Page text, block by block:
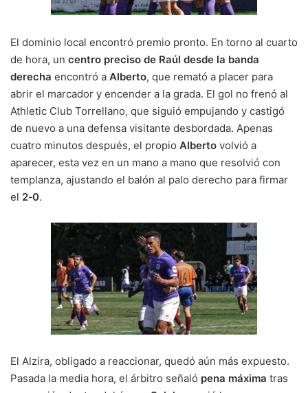
El dominio local encontró premio pronto. En torno al cuarto
de hora, un centro preciso de Raúl desde la banda
derecha encontró a Alberto, que remató a placer para
abrir el marcador y encender a la grada. El gol no frenó al
Athletic Club Torrellano, que siguió empujando y castigó
de nuevo a una defensa visitante desbordada. Apenas
cuatro minutos después, el propio Alberto volvió a
aparecer, esta vez en un mano a mano que resolvió con
templanza, ajustando el balón al palo derecho para firmar
el 2‑0.
El Alzira, obligado a reaccionar, quedó aún más expuesto.
Pasada la media hora, el árbitro señaló pena máxima tras